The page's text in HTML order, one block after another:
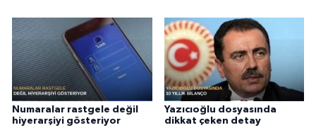
Numaralar rastgele değil
hiyerarşiyi gösteriyor
Yazıcıoğlu dosyasında
dikkat çeken detay